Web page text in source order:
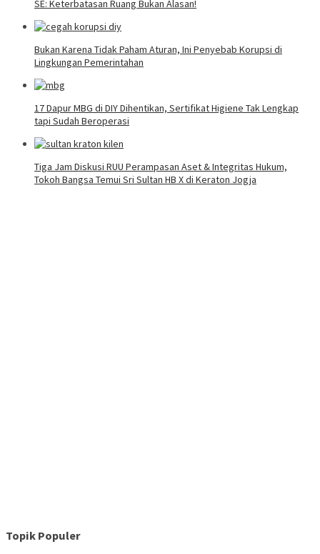
SE: Keterbatasan Ruang Bukan Alasan!
Bukan Karena Tidak Paham Aturan, Ini Penyebab Korupsi di
Lingkungan Pemerintahan
17 Dapur MBG di DIY Dihentikan, Sertifikat Higiene Tak Lengkap
tapi Sudah Beroperasi
Tiga Jam Diskusi RUU Perampasan Aset & Integritas Hukum,
Tokoh Bangsa Temui Sri Sultan HB X di Keraton Jogja
Topik Populer